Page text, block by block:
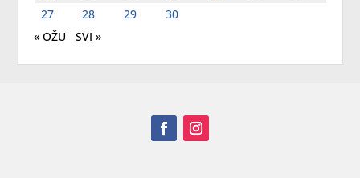
27
28 29
30
« OŽU
SVI »